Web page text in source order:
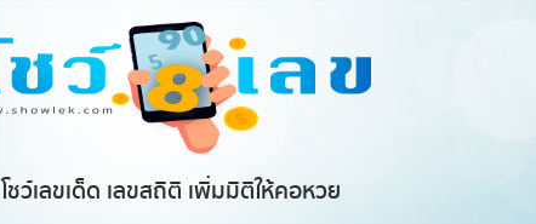
โชว์เลขเด็ด เลขสถิติ เพิ่มมิติให้คอหวย